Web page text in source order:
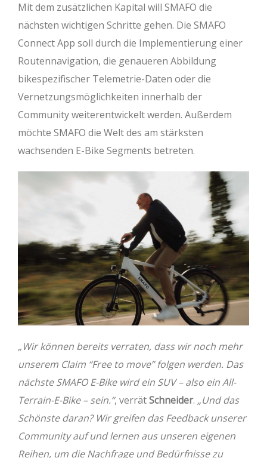
Mit dem zusätzlichen Kapital will SMAFO die
nächsten wichtigen Schritte gehen. Die SMAFO
Connect App soll durch die Implementierung einer
Routennavigation, die genaueren Abbildung
bikespezifischer Telemetrie-Daten oder die
Vernetzungsmöglichkeiten innerhalb der
Community weiterentwickelt werden. Außerdem
möchte SMAFO die Welt des am stärksten
wachsenden E-Bike Segments betreten.
„Wir können bereits verraten, dass wir noch mehr
unserem Claim “Free to move” folgen werden. Das
nächste SMAFO E-Bike wird ein SUV – also ein All-
Terrain-E-Bike – sein.“, verrätSchneider. „Und das
Schönste daran? Wir greifen das Feedback unserer
Community auf und lernen aus unseren eigenen
Reihen, um die Nachfrage und Bedürfnisse zu